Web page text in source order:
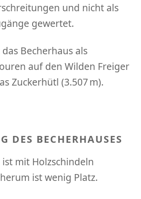
und nicht als
gewertet.
Becherhaus als
auf den Wilden Freiger
Zuckerhütl (3.507 m).
DES BECHERHAUSES
mit Holzschindeln
ist wenig Platz.